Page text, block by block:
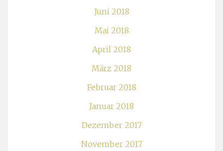
Juni 2018
Mai 2018
April 2018
März 2018
Februar 2018
Januar 2018
Dezember 2017
November 2017